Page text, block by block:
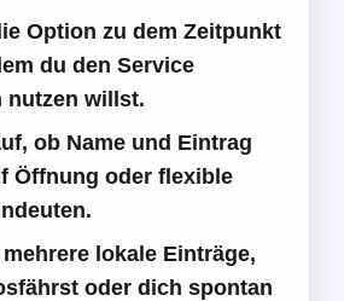
Option zu dem Zeitpunkt
du den Service
nutzen willst.
ob Name und Eintrag
Öffnung oder flexible
lokale Einträge,
oder dich spontan